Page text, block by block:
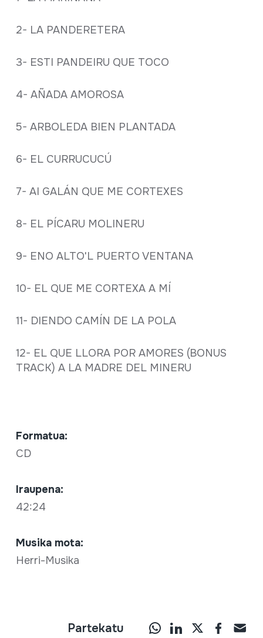
2- LA PANDERETERA
3- ESTI PANDEIRU QUE TOCO
4- AÑADA AMOROSA
5- ARBOLEDA BIEN PLANTADA
6- EL CURRUCUCÚ
7- AI GALÁN QUE ME CORTEXES
8- EL PÍCARU MOLINERU
9- ENO ALTO'L PUERTO VENTANA
10- EL QUE ME CORTEXA A MÍ
11- DIENDO CAMÍN DE LA POLA
12- EL QUE LLORA POR AMORES (BONUS
TRACK) A LA MADRE DEL MINERU
Formatua:
CD
Iraupena:
42:24
Musika mota:
Herri-Musika
Partekatu